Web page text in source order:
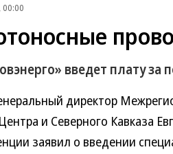
00:00
введет плату за
директор
и Северного Кавказа
заявил о введении